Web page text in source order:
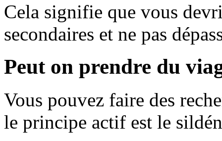
Cela signifie que vous
secondaires et ne pas
Peut on prendre du
Vous pouvez faire des
le principe actif est le